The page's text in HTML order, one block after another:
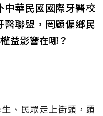
中華民國國際牙醫校
醫聯盟，罔顧偏鄉民
益影響在哪？
、民眾走上街頭，頭